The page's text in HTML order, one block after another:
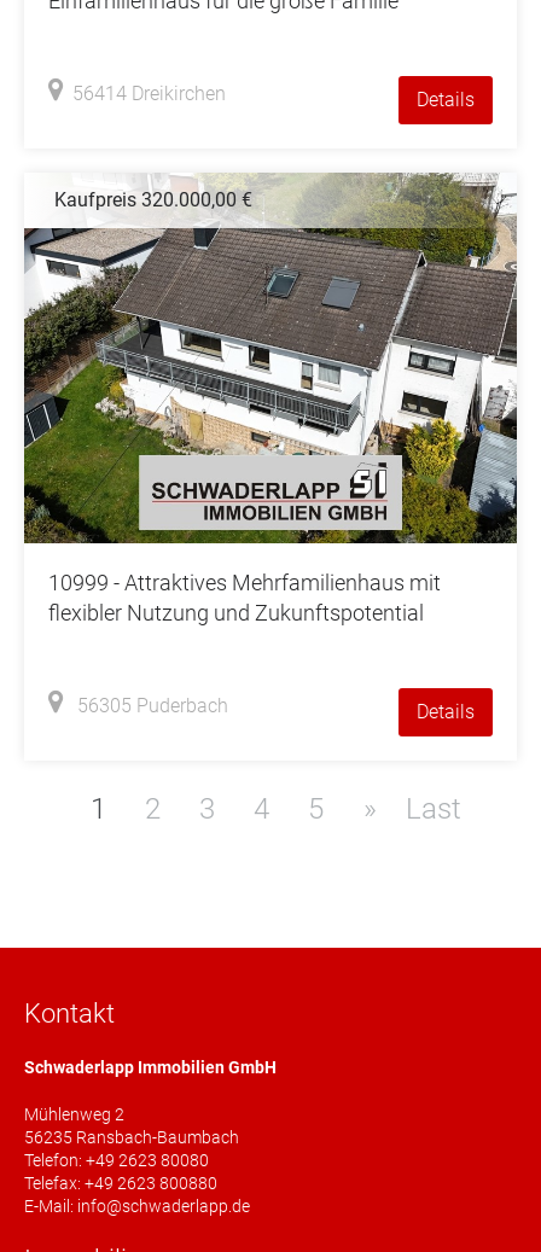
56414 Dreikirchen Details
10999 - Attraktives Mehrfamilienhaus mit
flexibler Nutzung und Zukunftspotential
Kaufpreis 320.000,00 €
56305 Puderbach Details
1 2 3 4 5 » Last
Kontakt
Schwaderlapp Immobilien GmbH
Mühlenweg 2
56235 Ransbach-Baumbach
Telefon: +49 2623 80080
Telefax: +49 2623 800880
E-Mail: info@schwaderlapp.de